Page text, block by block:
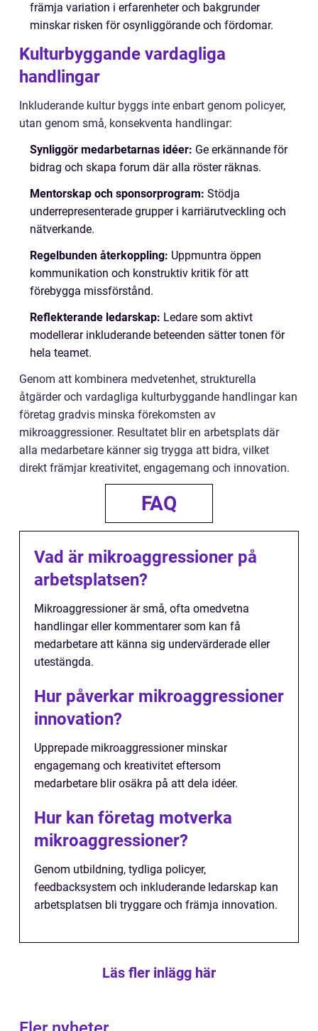
främja variation i erfarenheter och bakgrunder
minskar risken för osynliggörande och fördomar.
Kulturbyggande vardagliga
handlingar
Inkluderande kultur byggs inte enbart genom policyer,
utan genom små, konsekventa handlingar:
Synliggör medarbetarnas idéer: Ge erkännande för
bidrag och skapa forum där alla röster räknas.
Mentorskap och sponsorprogram: Stödja
underrepresenterade grupper i karriärutveckling och
nätverkande.
Regelbunden återkoppling: Uppmuntra öppen
kommunikation och konstruktiv kritik för att
förebygga missförstånd.
Reflekterande ledarskap: Ledare som aktivt
modellerar inkluderande beteenden sätter tonen för
hela teamet.
Genom att kombinera medvetenhet, strukturella
åtgärder och vardagliga kulturbyggande handlingar kan
företag gradvis minska förekomsten av
mikroaggressioner. Resultatet blir en arbetsplats där
alla medarbetare känner sig trygga att bidra, vilket
direkt främjar kreativitet, engagemang och innovation.
FAQ
Vad är mikroaggressioner på
arbetsplatsen?
Mikroaggressioner är små, ofta omedvetna
handlingar eller kommentarer som kan få
medarbetare att känna sig undervärderade eller
utestängda.
Hur påverkar mikroaggressioner
innovation?
Upprepade mikroaggressioner minskar
engagemang och kreativitet eftersom
medarbetare blir osäkra på att dela idéer.
Hur kan företag motverka
mikroaggressioner?
Genom utbildning, tydliga policyer,
feedbacksystem och inkluderande ledarskap kan
arbetsplatsen bli tryggare och främja innovation.
Läs fler inlägg här